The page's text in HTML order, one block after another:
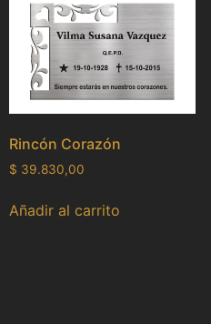
Rincón Corazón
$ 39.830,00
Añadir al carrito